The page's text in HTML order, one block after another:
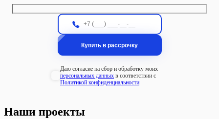
Даю согласие на сбор и обработку моих
персональных данных в соответствии с
Политикой конфиденциальности
Наши проекты